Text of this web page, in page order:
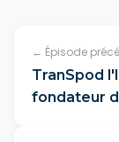
← Épisode
TranSpod
fondateur